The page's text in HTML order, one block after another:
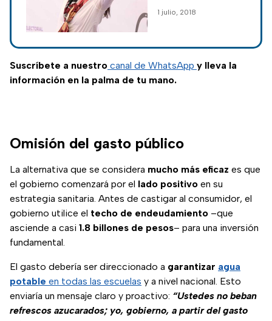
en ejercer su
1 julio, 2018
Suscríbete a nuestro canal de WhatsApp y lleva la
información en la palma de tu mano.
Omisión del gasto público
La alternativa que se considera mucho más eficaz es que
el gobierno comenzará por el lado positivo en su
estrategia sanitaria. Antes de castigar al consumidor, el
gobierno utilice el techo de endeudamiento –que
asciende a casi 1.8 billones de pesos– para una inversión
fundamental.
El gasto debería ser direccionado a garantizar agua
potable en todas las escuelas y a nivel nacional. Esto
enviaría un mensaje claro y proactivo: “Ustedes no beban
refrescos azucarados; yo, gobierno, a partir del gasto